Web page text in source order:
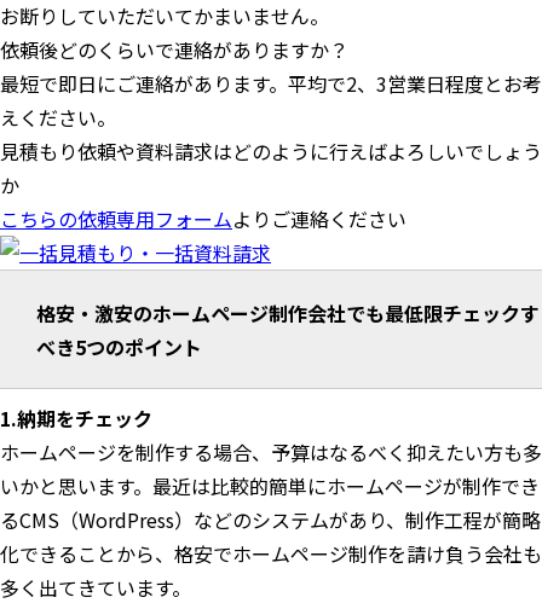
お断りしていただいてかまいません。
依頼後どのくらいで連絡がありますか？
最短で即日にご連絡があります。平均で2、3営業日程度とお考
えください。
見積もり依頼や資料請求はどのように行えばよろしいでしょう
か
こちらの依頼専用フォームよりご連絡ください
格安・激安のホームページ制作会社でも最低限チェックす
べき5つのポイント
1.納期をチェック
ホームページを制作する場合、予算はなるべく抑えたい方も多
いかと思います。最近は比較的簡単にホームページが制作でき
るCMS（WordPress）などのシステムがあり、制作工程が簡略
化できることから、格安でホームページ制作を請け負う会社も
多く出てきています。